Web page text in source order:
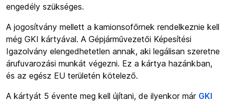
engedély szükséges.
A jogosítvány mellett a kamionsofőrnek rendelkeznie kell
még GKI kártyával. A Gépjárművezetői Képesítési
Igazolvány elengedhetetlen annak, aki legálisan szeretne
árufuvarozási munkát végezni. Ez a kártya hazánkban,
és az egész EU területén kötelező.
A kártyát 5 évente meg kell újítani, de ilyenkor már GKI